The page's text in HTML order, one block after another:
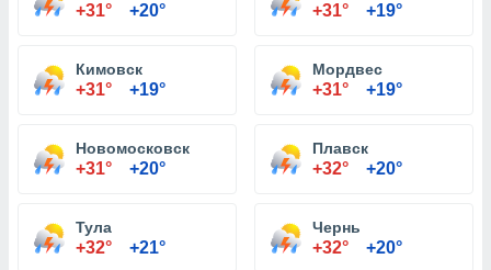
+31° +20° +31° +19°
Кимовск
+31° +19°
Мордвес
+31° +19°
Новомосковск
+31° +20°
Плавск
+32° +20°
Тула
+32° +21°
Чернь
+32° +20°